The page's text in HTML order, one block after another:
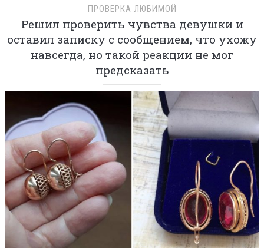
ПРОВЕРКА ЛЮБИМОЙ
Решил проверить чувства девушки и
оставил записку с сообщением, что ухожу
навсегда, но такой реакции не мог
предсказать